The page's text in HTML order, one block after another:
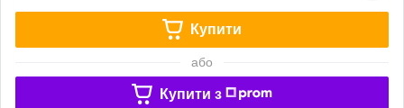
Купити
або
Купити з